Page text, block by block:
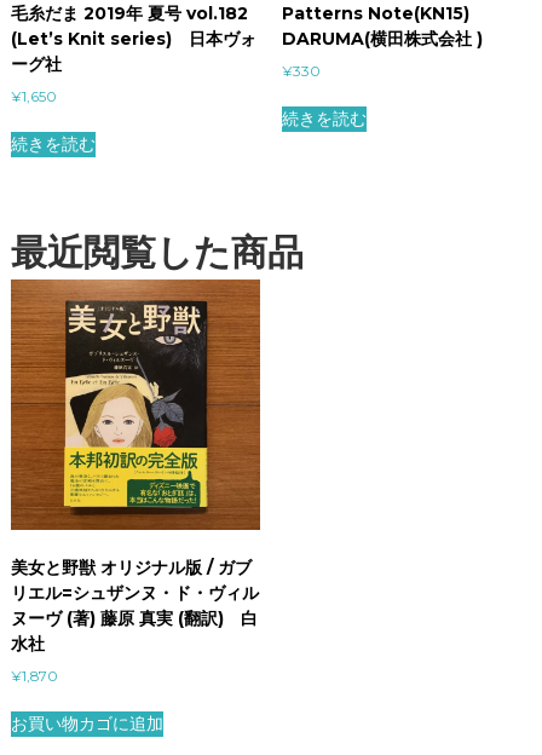
毛糸だま 2019年 夏号 vol.182
(Let’s Knit series) 日本ヴォ
ーグ社
¥1,650
続きを読む
Patterns Note(KN15)
DARUMA(横田株式会社 )
¥330
続きを読む
最近閲覧した商品
美女と野獣 オリジナル版 / ガブ
リエル=シュザンヌ・ド・ヴィル
ヌーヴ (著) 藤原 真実 (翻訳) 白
水社
¥1,870
お買い物カゴに追加